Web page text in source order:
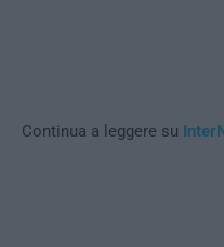
Continua a leggere su